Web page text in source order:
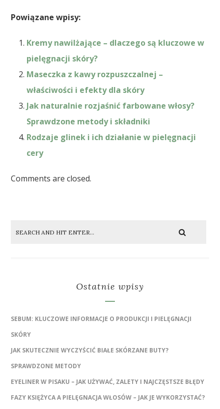
Powiązane wpisy:
Kremy nawilżające – dlaczego są kluczowe w
pielęgnacji skóry?
Maseczka z kawy rozpuszczalnej –
właściwości i efekty dla skóry
Jak naturalnie rozjaśnić farbowane włosy?
Sprawdzone metody i składniki
Rodzaje glinek i ich działanie w pielęgnacji
cery
Comments are closed.
Ostatnie wpisy
SEBUM: KLUCZOWE INFORMACJE O PRODUKCJI I PIELĘGNACJI
SKÓRY
JAK SKUTECZNIE WYCZYŚCIĆ BIAŁE SKÓRZANE BUTY?
SPRAWDZONE METODY
EYELINER W PISAKU – JAK UŻYWAĆ, ZALETY I NAJCZĘSTSZE BŁĘDY
FAZY KSIĘŻYCA A PIELĘGNACJA WŁOSÓW – JAK JE WYKORZYSTAĆ?